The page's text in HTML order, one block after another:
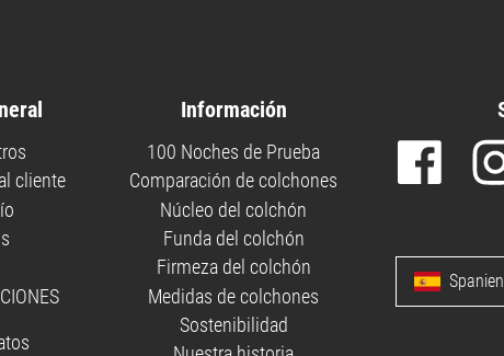
cliente
Información
100 Noches de Prueba
Comparación de colchones
Núcleo del colchón
Funda del colchón
Firmeza del colchón
Medidas de colchones
Sostenibilidad
Spanien